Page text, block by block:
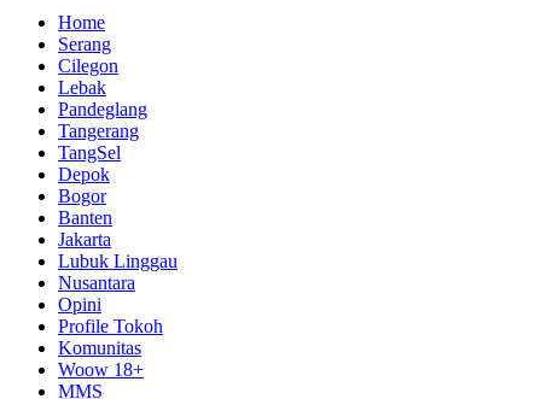
Home
Serang
Cilegon
Lebak
Pandeglang
Tangerang
TangSel
Depok
Bogor
Banten
Jakarta
Lubuk Linggau
Nusantara
Opini
Profile Tokoh
Komunitas
Woow 18+
MMS